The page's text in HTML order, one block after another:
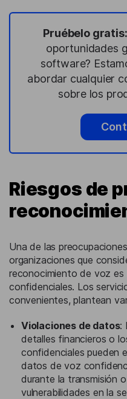
Pruébelo gratis:
oportunidades
software?
abordar cualquier
sobre los
Riesgos de
Una de las
organizaciones que
reconocimiento de voz
confidenciales. Los
convenientes, plantean
Violaciones de datos:
detalles financieros o
confidenciales pueden
datos de voz
durante la transmisión
vulnerabilidades en la